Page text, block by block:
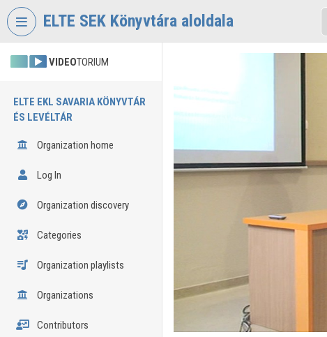
Skip header
ELTE SEK Könyvtára aloldala
VIDEOTORIUM
ELTE EKL SAVARIA KÖNYVTÁR
ÉS LEVÉLTÁR
Organization home
Log In
Organization discovery
Categories
Organization playlists
Organizations
Contributors